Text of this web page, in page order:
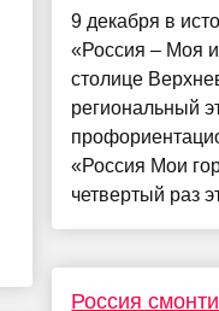
9 декабря в
«Россия – Моя
столице
региональный
«Россия Мои
четвертый раз
Россия